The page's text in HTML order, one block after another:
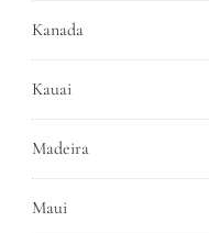
Kanada
Kauai
Madeira
Maui